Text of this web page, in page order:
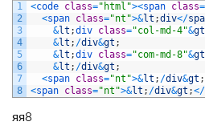
1
2
3
4
5
6
7
8
<code class="html"><span class=
<span class="nt">&lt ;div</
&lt ;div class="col-md-4"&gt
&lt ; /div&gt ;
&lt ;div class="com-md-8"&gt
&lt ; /div&gt ;
<span class="nt">&lt ; /div&gt ;
<span class="nt">&lt ; /div&gt ;</
яя8